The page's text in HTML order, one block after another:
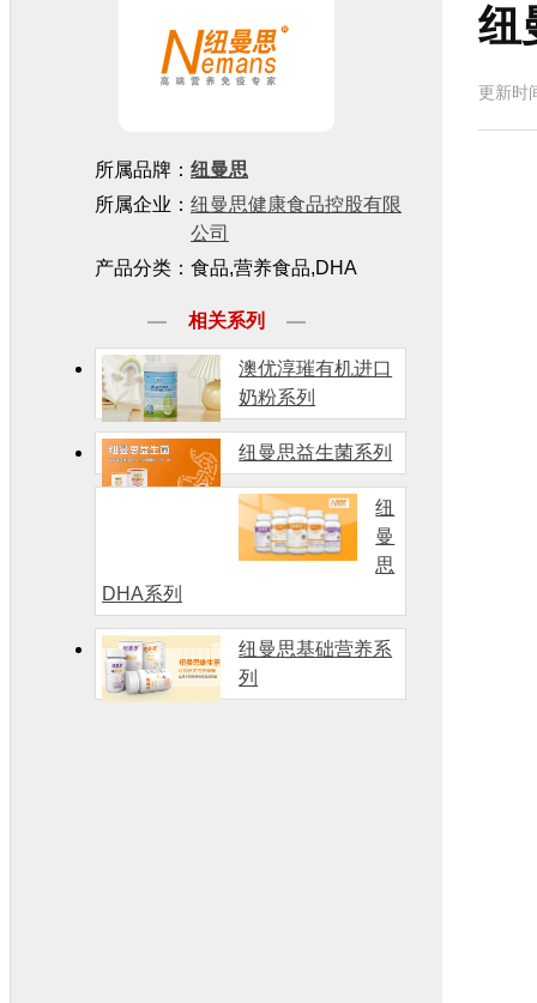
纽
更新时
所属品牌： 纽曼思
所属企业： 纽曼思健康食品控股有限
公司
产品分类：食品,营养食品,DHA
相关系列
澳优淳璀有机进口
奶粉系列
纽曼思益生菌系列
纽
曼
思
DHA系列
纽曼思基础营养系
列